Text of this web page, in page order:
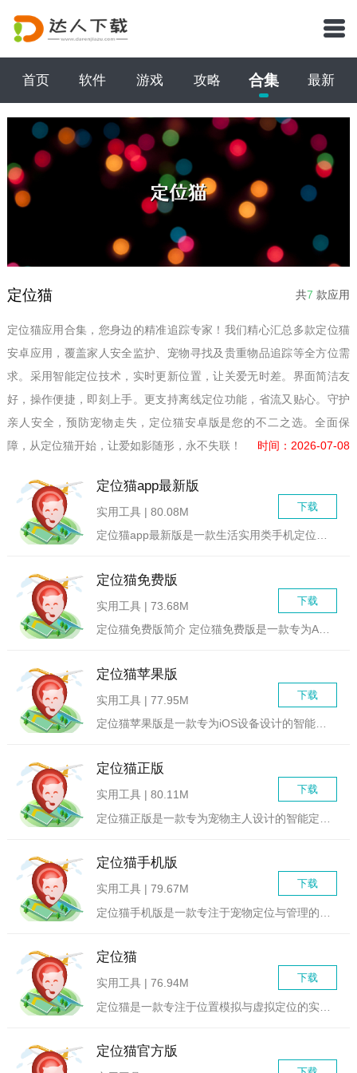
首页 软件 游戏 攻略 合集 最新
定位猫 共7 款应用
定位猫应用合集，您身边的精准追踪专家！我们精心汇总多款定位猫
安卓应用，覆盖家人安全监护、宠物寻找及贵重物品追踪等全方位需
求。采用智能定位技术，实时更新位置，让关爱无时差。界面简洁友
好，操作便捷，即刻上手。更支持离线定位功能，省流又贴心。守护
亲人安全，预防宠物走失，定位猫安卓版是您的不二之选。全面保
障，从定位猫开始，让爱如影随形，永不失联！
时间：2026-07-08
定位猫app最新版
下载
实用工具 | 80.08M
定位猫app最新版是一款生活实用类手机定位应用软件，以其强大...
定位猫免费版
下载
实用工具 | 73.68M
定位猫免费版简介 定位猫免费版是一款专为Android...
定位猫苹果版
下载
实用工具 | 77.95M
定位猫苹果版是一款专为iOS设备设计的智能定位追踪应用，旨在...
定位猫正版
下载
实用工具 | 80.11M
定位猫手机版
下载
实用工具 | 79.67M
定位猫
下载
实用工具 | 76.94M
定位猫官方版